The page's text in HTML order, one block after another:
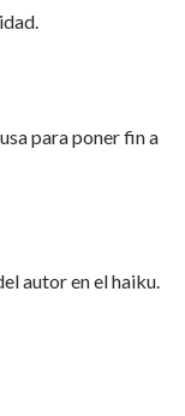
para poner fin a
autor en el haiku.